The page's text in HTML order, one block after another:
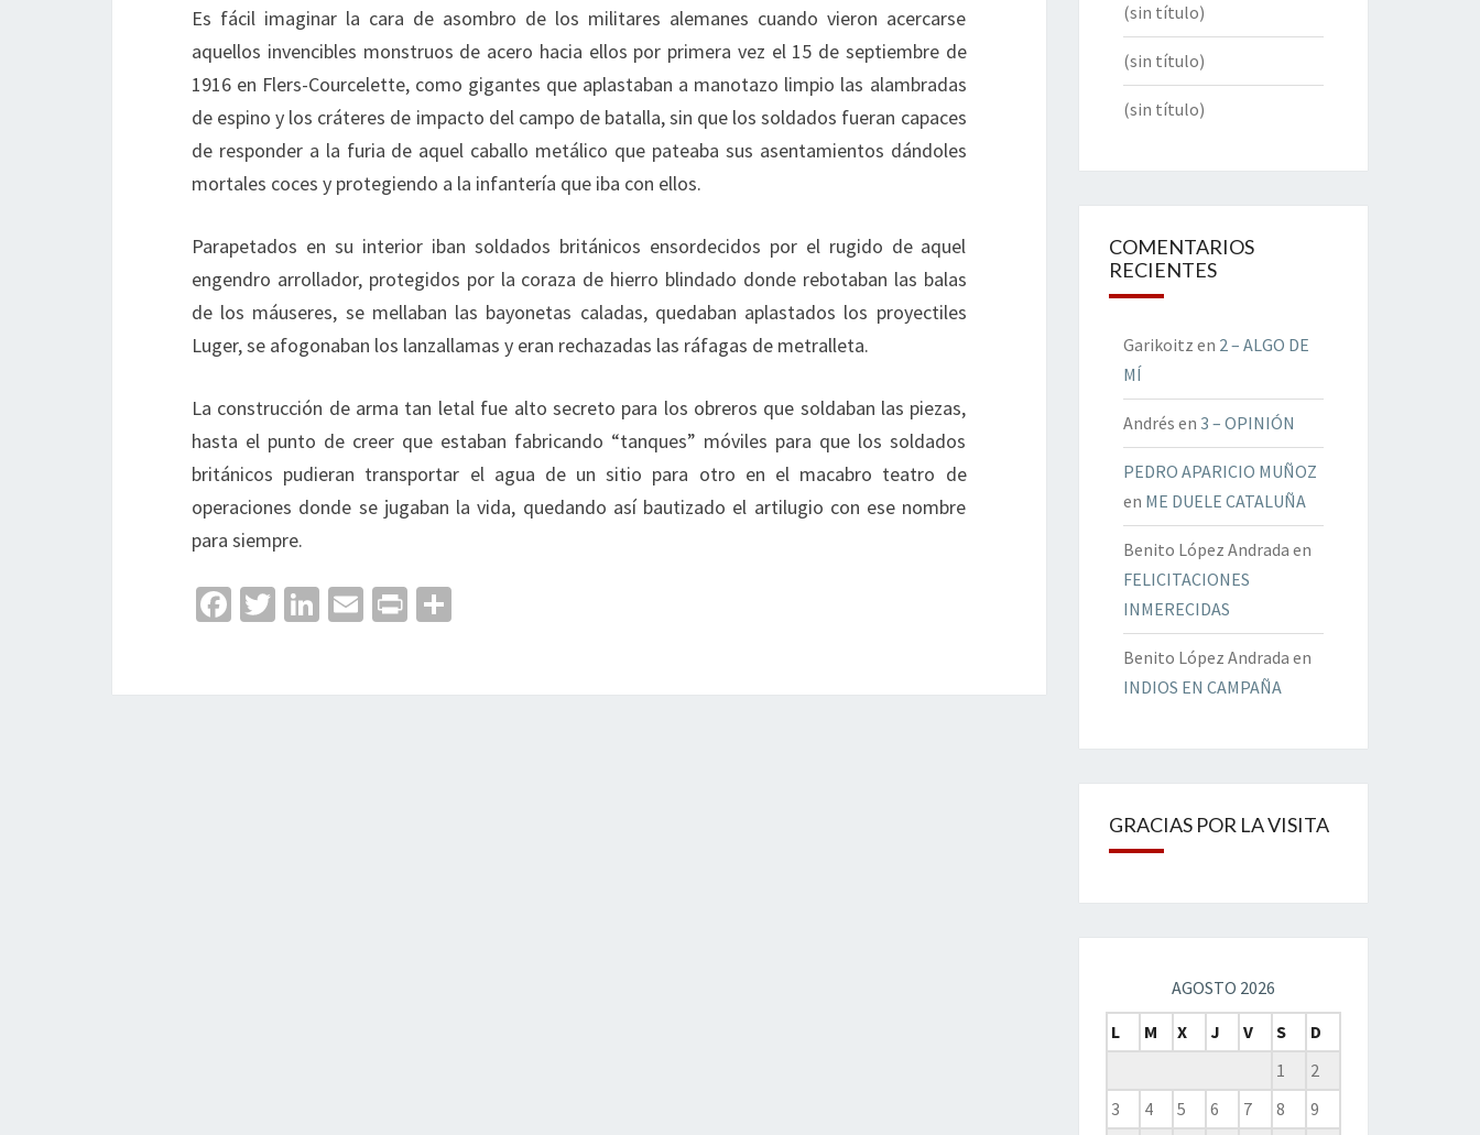
Es fácil imaginar la cara de asombro de los militares alemanes cuando vieron acercarse
aquellos invencibles monstruos de acero hacia ellos por primera vez el 15 de septiembre de
1916 en Flers-Courcelette, como gigantes que aplastaban a manotazo limpio las alambradas
de espino y los cráteres de impacto del campo de batalla, sin que los soldados fueran capaces
de responder a la furia de aquel caballo metálico que pateaba sus asentamientos dándoles
mortales coces y protegiendo a la infantería que iba con ellos.
Parapetados en su interior iban soldados británicos ensordecidos por el rugido de aquel
engendro arrollador, protegidos por la coraza de hierro blindado donde rebotaban las balas
de los máuseres, se mellaban las bayonetas caladas, quedaban aplastados los proyectiles
Luger, se afogonaban los lanzallamas y eran rechazadas las ráfagas de metralleta.
La construcción de arma tan letal fue alto secreto para los obreros que soldaban las piezas,
hasta el punto de creer que estaban fabricando “tanques” móviles para que los soldados
británicos pudieran transportar el agua de un sitio para otro en el macabro teatro de
operaciones donde se jugaban la vida, quedando así bautizado el artilugio con ese nombre
para siempre.
Fa T
Li
E
Pr
(sin título)
(sin título)
(sin título)
COMENTARIOS
RECIENTES
Garikoitz en 2 – ALGO DE
MÍ
Andrés en 3 – OPINIÓN
PEDRO APARICIO MUÑOZ
en ME DUELE CATALUÑA
Benito López Andrada en
FELICITACIONES
INMERECIDAS
Benito López Andrada en
INDIOS EN CAMPAÑA
GRACIAS POR LA VISITA
AGOSTO 2026
L
M X J V S
D
1
2
3
4 5 6 7 8
9